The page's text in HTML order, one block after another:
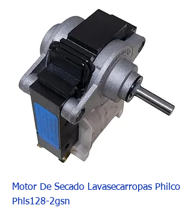
Motor De Secado Lavasecarropas Philco
Phls128-2gsn